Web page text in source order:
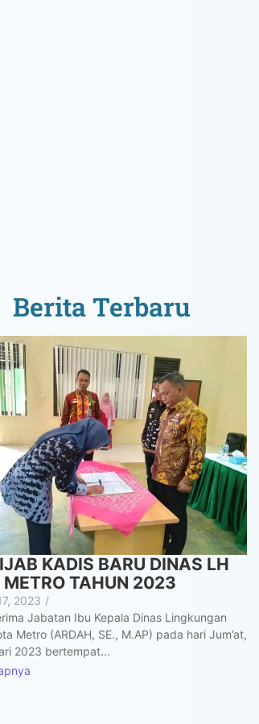
Berita Terbaru
KADIS BARU DINAS LH
METRO TAHUN 2023
2023 /
Jabatan Ibu Kepala Dinas Lingkungan
Metro (ARDAH, SE., M.AP) pada hari Jum’at,
2023 bertempat...